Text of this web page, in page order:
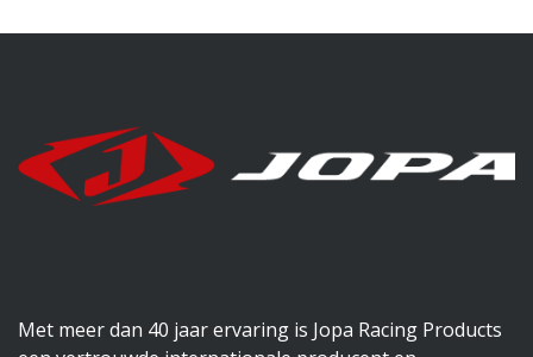
Met meer dan 40 jaar ervaring is Jopa Racing Products